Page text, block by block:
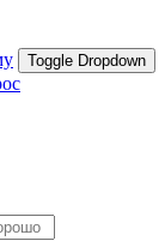
Toggle Dropdown